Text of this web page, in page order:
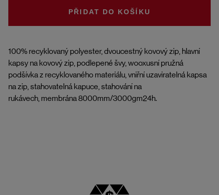
100% recyklovaný polyester, dvoucestný kovový zip, hlavní
kapsy na kovový zip, podlepené švy, wooxusní pružná
podšívka z recyklovaného materiálu, vniřní uzaviratelná kapsa
na zip, stahovatelná kapuce, stahování na
rukávech, membrána 8000mm/3000gm24h.
DO KOŠÍKU